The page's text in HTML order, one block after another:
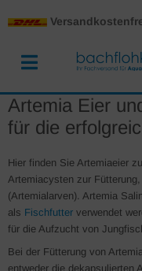
Artemia Eier
für die
Hier finden Sie Artemiaeier
Artemiacysten zur
(Artemialarven). Artemia
als Fischfutter verwendet
für die Aufzucht von
Bei der Fütterung von
entweder die dekapsulierten